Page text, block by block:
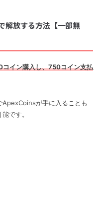
解放する方法【一部無
イン購入し、750コイン支払
が手に入ることも
です。